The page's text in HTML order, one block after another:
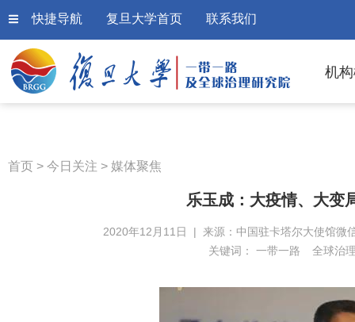
快捷导航 复旦大学首页 联系我们
机
首页 > 今日关注 > 媒体聚焦
乐玉成：大疫情、大变
2020年12月11日 | 来源：中国驻卡塔尔大使馆微
关键词： 一带一路 全球治